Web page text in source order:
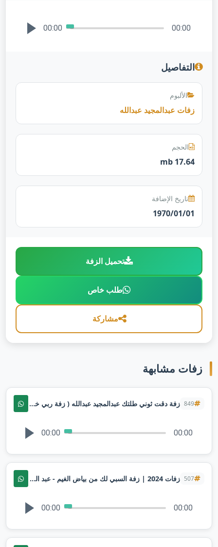
00:00 00:00
التفاصيل
الألبوم
زفات عبدالمجيد عبدالله
الحجم
17.64 mb
تاريخ الإضافة
1970/01/01
تحميل الزفة
طلب خاص
مشاركة
زفات مشابهة
849 زفة دقت ثوني طلتك عبدالمجيد عبدالله ( زفة ربي خلقها خياليه ) متسيده جيلك
00:00 00:00
507 زفات 2024 | زفة السبي لك من بياض الغيم - عبد المجيد عبدالله | لطلب بالأسماء
00:00 00:00